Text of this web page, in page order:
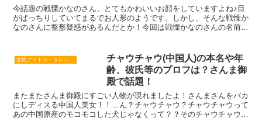
今話題の戦慄かなのさん、とてもかわいいお顔をしていますよね♪目
がぱっちりしていてまるでお人形のようです。しかし、そんな戦慄か
なのさんに整形疑惑があるんだとか！今回は戦慄かなのさんの名前の
女性アイドル・タレント・歌手・女優
チャウチャウ(中国人)の本名や年
齢、彼氏等のプロフは？さんま御
殿で話題！
またまたさんま御殿にすごい人物が現れましたよ！さんまさんをバカ
にしディスる中国人美女！！…ん？チャウチャウ？チャウチャウって
あの中国原産のモコモコした犬じゃなくって？？そのチャウチャウと